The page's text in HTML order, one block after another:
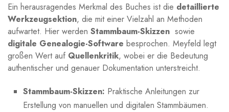
Ein herausragendes​ Merkmal des ⁤Buches ist die detaillierte
Werkzeugsektion, die mit einer Vielzahl an Methoden
aufwartet. ‌Hier werden Stammbaum-Skizzen ⁣ sowie
digitale Genealogie-Software besprochen. Meyfeld‍ legt
großen Wert auf Quellenkritik, wobei er die Bedeutung
authentischer und genauer Dokumentation unterstreicht.
Stammbaum-Skizzen: Praktische Anleitungen zur
⁣Erstellung⁢ von manuellen und digitalen Stammbäumen.